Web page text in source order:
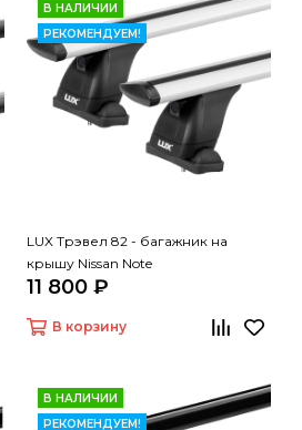
В НАЛИЧИИ
РЕКОМЕНДУЕМ!
LUX Трэвел 82 - багажник на
крышу Nissan Note
11 800 ₽
В корзину
В НАЛИЧИИ
РЕКОМЕНДУЕМ!